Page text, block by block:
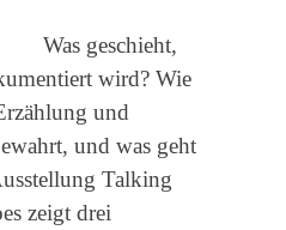
Was geschieht,
wird? Wie
und
und was geht
Talking
zeigt drei